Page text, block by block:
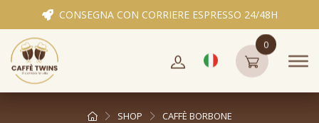
CONSEGNA CON CORRIERE ESPRESSO 24/48H
0
SHOP CAFFÈ BORBONE